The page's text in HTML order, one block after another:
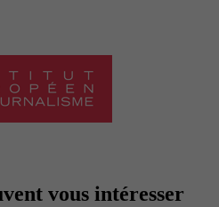
vous intéresser